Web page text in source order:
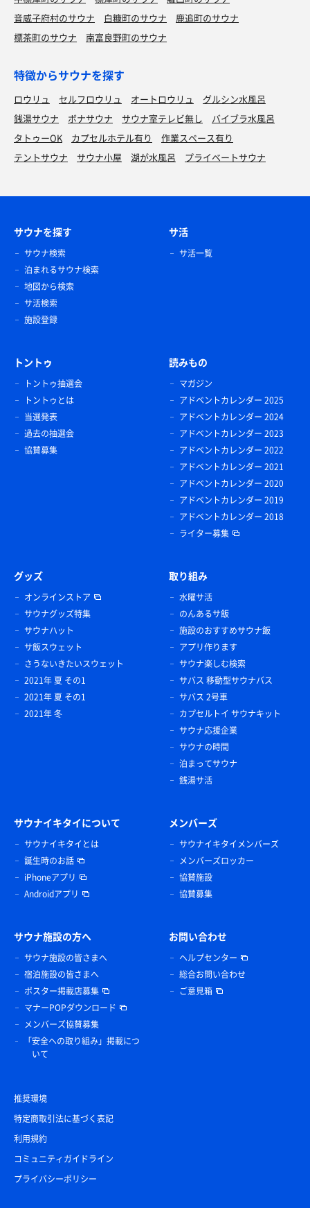
音威子府村のサウナ
白糠町のサウナ
鹿追町のサウナ
標茶町のサウナ
南富良野町のサウナ
特徴からサウナを探す
ロウリュ セルフロウリュ オートロウリュ
グルシン水風呂
銭湯サウナ
ボナサウナ サウナ室テレビ無し
バイブラ水風呂
タトゥーOK
カプセルホテル有り
作業スペース有り
テントサウナ
サウナ小屋 湖が水風呂 プライベートサウナ
サウナを探す
サウナ検索
泊まれるサウナ検索
地図から検索
サ活検索
施設登録
サ活
サ活一覧
トントゥ
トントゥ抽選会
トントゥとは
当選発表
過去の抽選会
協賛募集
読みもの
マガジン
アドベントカレンダー 2025
アドベントカレンダー 2024
アドベントカレンダー 2023
アドベントカレンダー 2022
アドベントカレンダー 2021
アドベントカレンダー 2020
アドベントカレンダー 2019
アドベントカレンダー 2018
ライター募集
グッズ
オンラインストア
サウナグッズ特集
サウナハット
サ飯スウェット
さうないきたいスウェット
2021年 夏 その1
2021年 夏 その1
2021年 冬
取り組み
水曜サ活
のんあるサ飯
施設のおすすめサウナ飯
アプリ作ります
サウナ楽しむ検索
サバス 移動型サウナバス
サバス 2号車
カプセルトイ サウナキット
サウナ応援企業
サウナの時間
泊まってサウナ
銭湯サ活
サウナイキタイについて
サウナイキタイとは
誕生時のお話
iPhoneアプリ
Androidアプリ
メンバーズ
サウナイキタイメンバーズ
メンバーズロッカー
協賛施設
協賛募集
サウナ施設の方へ
サウナ施設の皆さまへ
宿泊施設の皆さまへ
ポスター掲載店募集
マナーPOPダウンロード
メンバーズ協賛募集
「安全への取り組み」掲載につ
いて
お問い合わせ
ヘルプセンター
総合お問い合わせ
ご意見箱
推奨環境
特定商取引法に基づく表記
利用規約
コミュニティガイドライン
プライバシーポリシー